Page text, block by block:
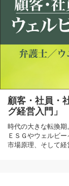
顧客・社員・
グ経営入門」
時代の大きな転換
ＥＳＧやウェルビ
市場原理、そして経